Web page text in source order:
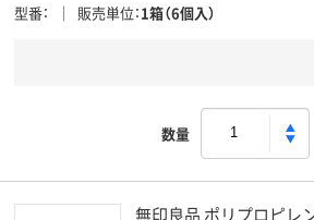
型番 販売単位 1箱（6個入）
数量
無印良品 ポリプロピレ